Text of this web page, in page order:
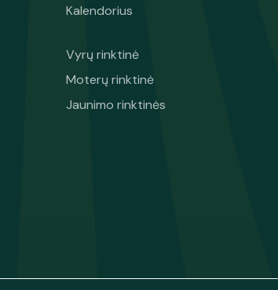
Kalendorius
Vyrų rinktinė
Moterų rinktinė
Jaunimo rinktinės